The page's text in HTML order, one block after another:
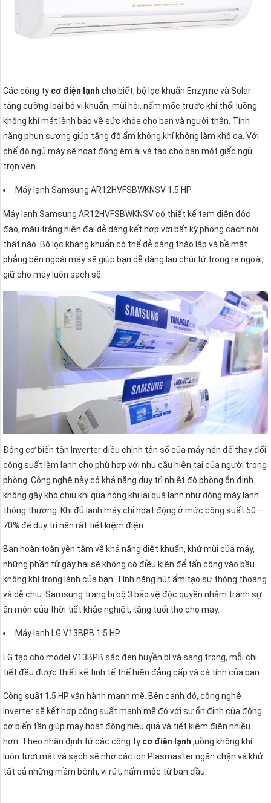
Các công ty cơ điện lạnh cho biết, bộ lọc khuẩn Enzyme và Solar
tăng cường loại bỏ vi khuẩn, mùi hôi, nấm mốc trước khi thổi luồng
không khí mát lành bảo vệ sức khỏe cho bạn và người thân. Tính
năng phun sương giúp tăng độ ẩm không khí không làm khô da. Với
chế độ ngủ máy sẽ hoạt động êm ái và tạo cho bạn một giấc ngủ
trọn vẹn.
Máy lạnh Samsung AR12HVFSBWKNSV 1.5 HP
Máy lạnh Samsung AR12HVFSBWKNSV có thiết kế tam diện độc
đáo, màu trắng hiện đại dễ dàng kết hợp với bất kỳ phong cách nội
thất nào. Bộ lọc kháng khuẩn có thể dễ dàng tháo lắp và bề mặt
phẳng bên ngoài máy sẽ giúp bạn dễ dàng lau chùi từ trong ra ngoài,
giữ cho máy luôn sạch sẽ.
Động cơ biến tần Inverter điều chỉnh tần số của máy nén để thay đổi
công suất làm lạnh cho phù hợp với nhu cầu hiện tại của người trong
phòng. Công nghệ này có khả năng duy trì nhiệt độ phòng ổn định
không gây khó chịu khi quá nóng khi lại quá lạnh như dòng máy lạnh
thông thường. Khi đủ lạnh máy chỉ hoạt động ở mức công suất 50 –
70% để duy trì nên rất tiết kiệm điện.
Bạn hoàn toàn yên tâm về khả năng diệt khuẩn, khử mùi của máy,
những phần tử gây hại sẽ không có điều kiện để tấn công vào bầu
không khí trong lành của bạn. Tính năng hút ẩm tạo sự thông thoáng
và dễ chịu. Samsung trang bị bộ 3 bảo vệ độc quyền nhằm tránh sự
ăn mòn của thời tiết khắc nghiệt, tăng tuổi thọ cho máy.
Máy lạnh LG V13BPB 1.5 HP
LG tạo cho model V13BPB sắc đen huyền bí và sang trọng, mỗi chi
tiết đều được thiết kế tinh tế thể hiện đẳng cấp và cá tính của bạn.
Công suất 1.5 HP vận hành mạnh mẽ. Bên cạnh đó, công nghệ
Inverter sẽ kết hợp công suất mạnh mẽ đó với sự ổn định của động
cơ biến tần giúp máy hoạt động hiệu quả và tiết kiệm điện nhiều
hơn. Theo nhận định từ các công ty cơ điện lạnh ,uồng không khí
luôn tươi mát và sạch sẽ nhờ các ion Plasmaster ngăn chặn và khử
tất cả những mầm bệnh, vi rút, nấm mốc từ ban đầu.